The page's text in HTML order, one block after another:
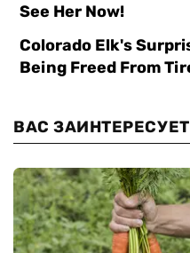
ВАС ЗАИНТЕРЕСУЕТ